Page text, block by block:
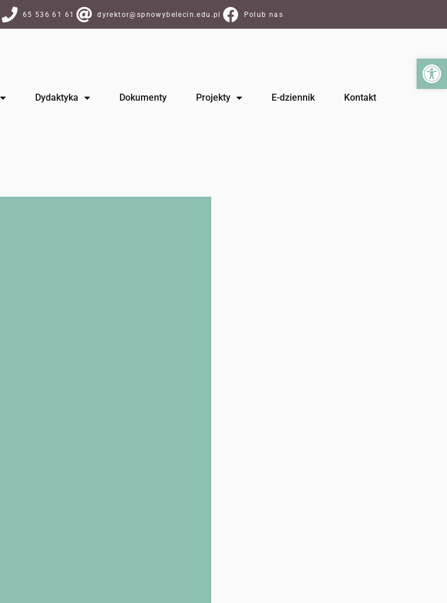
65 536 61 61 dyrektor@spnowybelecin.edu.pl Polub nas
Dydaktyka Dokumenty Projekty E-dziennik Kontakt